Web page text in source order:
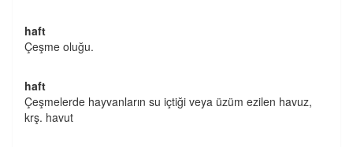
haft
Çeşme oluğu.
haft
Çeşmelerde hayvanların su içtiği veya üzüm ezilen havuz,
krş. havut